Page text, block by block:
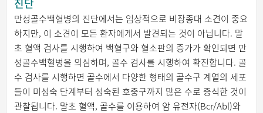
만성골수백혈병의 진단에서는 임상적으로 비장종대 소견이 중요
하지만, 이 소견이 모든 환자에게서 발견되는 것이 아닙니다. 말
초 혈액 검사를 시행하여 백혈구와 혈소판의 증가가 확인되면 만
성골수백혈병을 의심하며, 골수 검사를 시행하여 확진합니다. 골
수 검사를 시행하면 골수에서 다양한 형태의 골수구 계열의 세포
들이 미성숙 단계부터 성숙된 호중구까지 많은 수로 증식한 것이
관찰됩니다. 말초 혈액, 골수를 이용하여 암 유전자(Bcr/Abl)와